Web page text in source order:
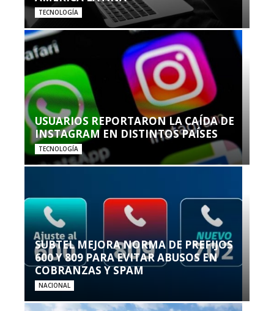
TECNOLOGÍA
USUARIOS REPORTARON LA CAÍDA DE
INSTAGRAM EN DISTINTOS PAÍSES
TECNOLOGÍA
SUBTEL MEJORA NORMA DE PREFIJOS
600 Y 809 PARA EVITAR ABUSOS EN
COBRANZAS Y SPAM
NACIONAL